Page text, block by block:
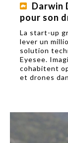
Darwin
pour son
La start-up
lever un
solution
Eyesee.
cohabitent
et drones